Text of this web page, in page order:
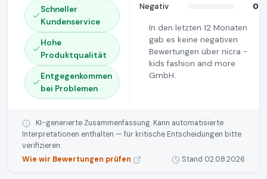
Schneller
Kundenservice
Hohe
Produktqualität
Entgegenkommen
bei Problemen
Negativ
0
In den letzten 12 Monaten
gab es keine negativen
Bewertungen über nicra -
kids fashion and more
GmbH.
KI-generierte Zusammenfassung. Kann automatisierte
Interpretationen enthalten — für kritische Entscheidungen bitte
verifizieren.
Wie wir Bewertungen prüfen
Stand 02.08.2026